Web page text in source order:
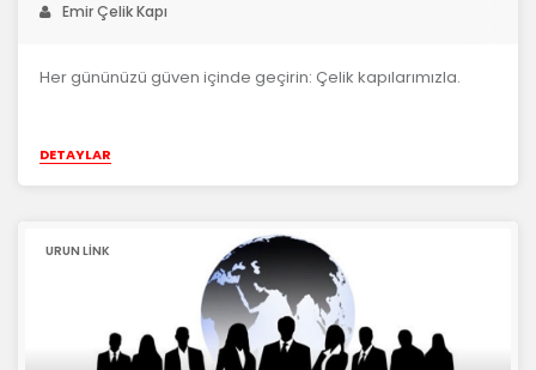
Emir Çelik Kapı
Her gününüzü güven içinde geçirin: Çelik kapılarımızla.
DETAYLAR
URUN LİNK